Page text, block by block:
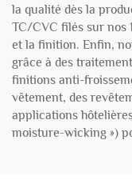
la qualité dès la
TC/CVC filés sur nos
et la finition. Enfin,
grâce à des
finitions anti-
vêtement, des
applications
moisture-wicking »)